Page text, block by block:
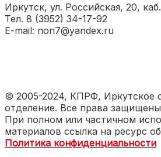
Иркутск, ул. Российская, 20,
Тел. 8 (3952) 34-17-92
E-mail: non7@yandex.ru
© 2005-2024, КПРФ, Иркутское
отделение. Все права
При полном или частичном
материалов ссылка на ресурс
Политика конфиденциальности